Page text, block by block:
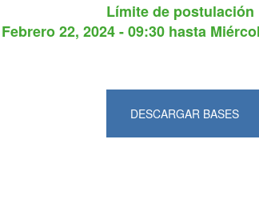
Límite de postulación
22, 2024 - 09:30hasta
DESCARGAR BASES